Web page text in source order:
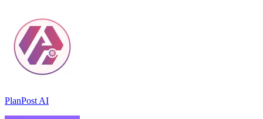
PlanPost AI